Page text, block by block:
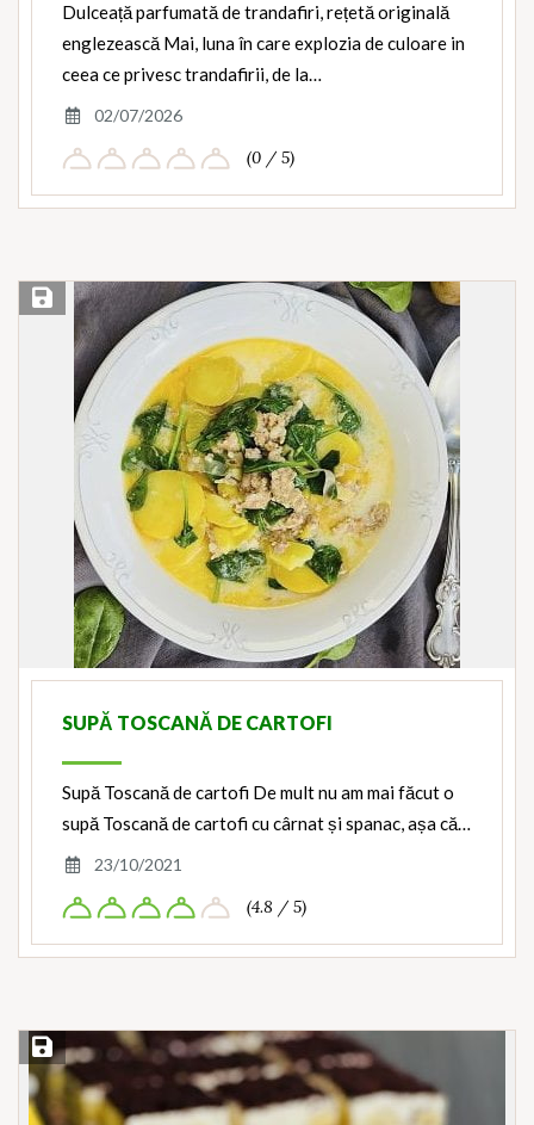
Dulceață parfumată de trandafiri, rețetă originală
englezească Mai, luna în care explozia de culoare in
ceea ce privesc trandafirii, de la…
02/07/2026
(0 / 5)
Save Recipe
SUPĂ TOSCANĂ DE CARTOFI
Supă Toscană de cartofi De mult nu am mai făcut o
supă Toscană de cartofi cu cârnat și spanac, așa că…
23/10/2021
(4.8 / 5)
Save Recipe